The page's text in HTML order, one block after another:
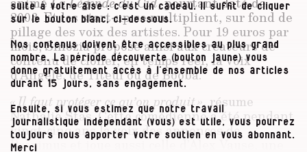
2003. Et les start-up se multiplient, sur fond de
pillage des voix des artistes. Pour 19 euros par
mois, Sinozia propose ainsi aux créateurs de
contenu de cloner, en temps réel, la voix
d’Angèle, de Titeuf ou de Booba.
« Il faut protéger ce qu’on produit », résume
Nathalie Stas. Cette comédienne a été pendant
vingt-cinq ans la voix des annonces de
Proximus et joue aussi celle d’Alex Vause, une
suite à votre aise : c’est un cadeau. Il suffit de cliquer
sur le bouton blanc, ci-dessous.
Nos contenus doivent être accessibles au plus grand
nombre. La période découverte (bouton jaune) vous
donne gratuitement accès à l’ensemble de nos articles
durant 15 jours, sans engagement.
Ensuite, si vous estimez que notre travail
journalistique indépendant (vous) est utile, vous pourrez
toujours nous apporter votre soutien en vous abonnant.
Merci